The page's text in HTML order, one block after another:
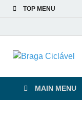
TOP MENU
MAIN MENU